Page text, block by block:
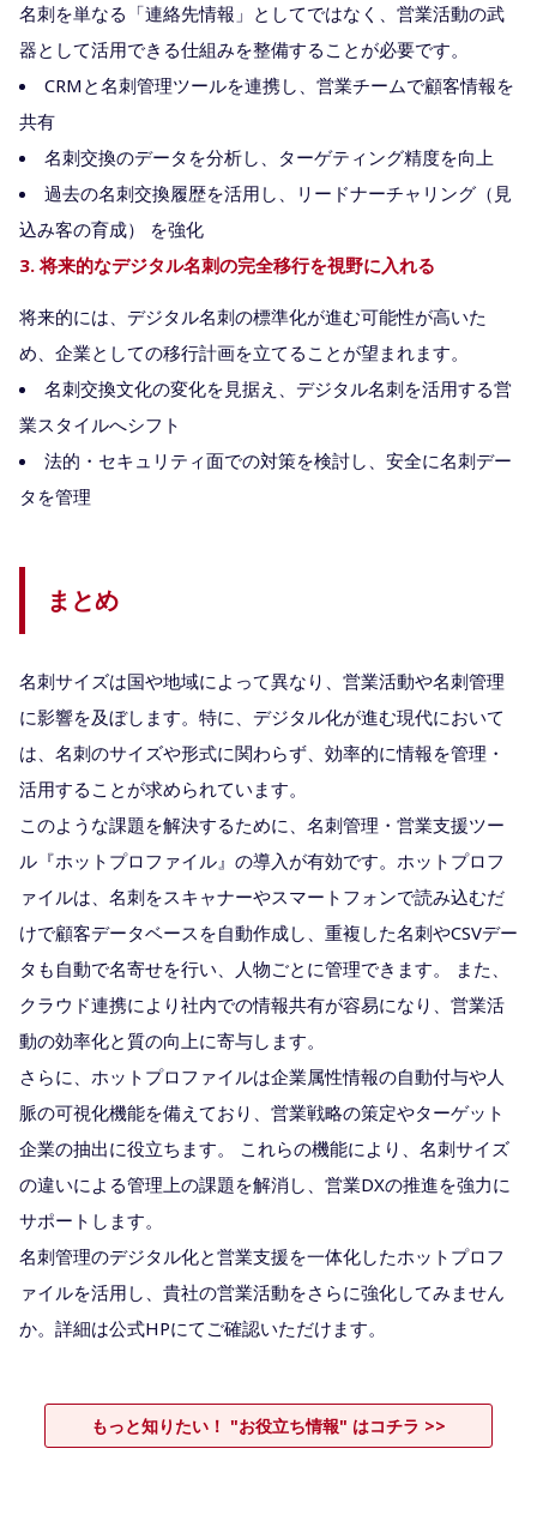
名刺を単なる「連絡先情報」としてではなく、営業活動の武
器として活用できる仕組みを整備することが必要です。
CRMと名刺管理ツールを連携し、営業チームで顧客情報を
共有
名刺交換のデータを分析し、ターゲティング精度を向上
過去の名刺交換履歴を活用し、リードナーチャリング（見
込み客の育成） を強化
3. 将来的なデジタル名刺の完全移行を視野に入れる
将来的には、デジタル名刺の標準化が進む可能性が高いた
め、企業としての移行計画を立てることが望まれます。
名刺交換文化の変化を見据え、デジタル名刺を活用する営
業スタイルへシフト
法的・セキュリティ面での対策を検討し、安全に名刺デー
タを管理
まとめ
名刺サイズは国や地域によって異なり、営業活動や名刺管理
に影響を及ぼします。​特に、デジタル化が進む現代において
は、名刺のサイズや形式に関わらず、効率的に情報を管理・
活用することが求められています。​
このような課題を解決するために、名刺管理・営業支援ツー
ル『ホットプロファイル』の導入が有効です。​ホットプロフ
ァイルは、名刺をスキャナーやスマートフォンで読み込むだ
けで顧客データベースを自動作成し、重複した名刺やCSVデー
タも自動で名寄せを行い、人物ごとに管理できます。 ​また、
クラウド連携により社内での情報共有が容易になり、営業活
動の効率化と質の向上に寄与します。​
さらに、ホットプロファイルは企業属性情報の自動付与や人
脈の可視化機能を備えており、営業戦略の策定やターゲット
企業の抽出に役立ちます。 ​これらの機能により、名刺サイズ
の違いによる管理上の課題を解消し、営業DXの推進を強力に
サポートします。​
名刺管理のデジタル化と営業支援を一体化したホットプロフ
ァイルを活用し、貴社の営業活動をさらに強化してみません
か。詳細は公式HPにてご確認いただけます。​
もっと知りたい！ "お役立ち情報" はコチラ >>